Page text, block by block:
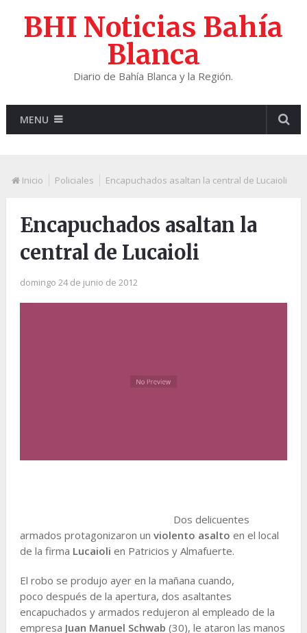
BHI Noticias Bahía
Blanca
Diario de Bahía Blanca y la Región.
MENU
Inicio Policiales Encapuchados asaltan la central de Lucaioli
Encapuchados asaltan la
central de Lucaioli
domingo 24 de junio de 2012
Dos delicuentes
armados protagonizaron un violento asalto en el local
de la firma Lucaioli en Patricios y Almafuerte.
El robo se produjo ayer en la mañana cuando,
poco después de la apertura, dos asaltantes
encapuchados y armados redujeron al empleado de la
empresa Juan Manuel Schwab (30), le ataron las manos